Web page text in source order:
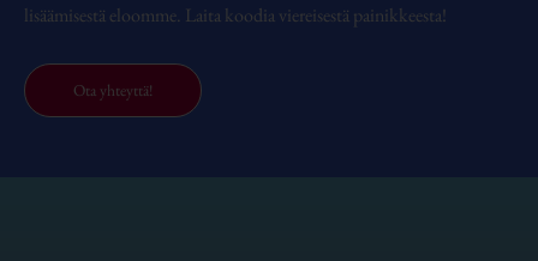
lisäämisestä eloomme. Laita koodia viereisestä painikkeesta!
Ota yhteyttä!